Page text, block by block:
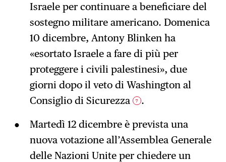
Israele per continuare a beneficiare del
sostegno militare americano. Domenica
10 dicembre, Antony Blinken ha
«esortato Israele a fare di più per
proteggere i civili palestinesi», due
giorni dopo il veto di Washington al
Consiglio di Sicurezza
7 .
Martedì 12 dicembre è prevista una
nuova votazione all’Assemblea Generale
delle Nazioni Unite per chiedere un